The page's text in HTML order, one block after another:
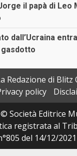
il papà di Leo
dall’Ucraina
Redazione di Blitz
policy
Società Editrice
registrata al
del 14/12/2021